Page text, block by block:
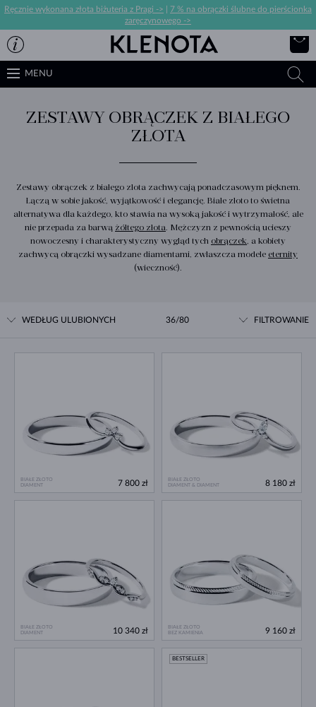
Ręcznie wykonana złota biżuteria z Pragi ->
7 % na obrączki ślubne do pierścionka
zaręczynowego ->
MENU
ZESTAWY OBRĄCZEK Z BIAŁEGO
ZŁOTA
Zestawy obrączek z białego zlota zachwycają ponadczasowym pięknem.
Łączą w sobie jakość, wyjątkowość i elegancję. Białe złoto to świetna
alternatywa dla każdego, kto stawia na wysoką jakość i wytrzymałość, ale
nie przepada za barwą żółtego złota. Mężczyzn z pewnością ucieszy
nowoczesny i charakterystyczny wygląd tych obrączek, a kobiety
zachwycą obrączki wysadzane diamentami, zwłaszcza modele eternity
(wieczność).
WEDŁUG ULUBIONYCH 36/80 FILTROWANIE
BIAŁE ZŁOTO
DIAMENT
7 800 zł
BIAŁE ZŁOTO
DIAMENT & DIAMENT
8 180 zł
BIAŁE ZŁOTO
DIAMENT
10 340 zł
BIAŁE ZŁOTO
BEZ KAMIENIA
9 160 zł
BESTSELLER